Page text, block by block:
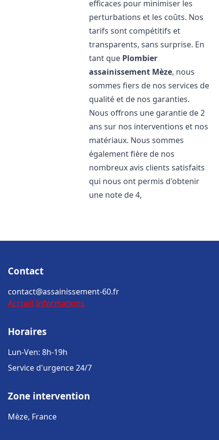
efficaces pour minimiser les
perturbations et les coûts. Nos
tarifs sont compétitifs et
transparents, sans surprise. En
tant que Plombier
assainissement Mèze, nous
sommes fiers de nos services de
qualité et de nos garanties.
Nous offrons une garantie de 2
ans sur nos interventions et nos
matériaux. Nous sommes
également fière de nos
nombreux avis clients satisfaits
qui nous ont permis d'obtenir
une note de 4,
Contact
contact@assainissement-60.fr
Accueil Informations
Horaires
Lun-Ven: 8h-19h
Service d'urgence 24/7
Zone intervention
Mèze, France